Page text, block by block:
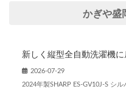
かぎや盛
新しく縦型全自動洗濯機に
2026-07-29
2024年製SHARP ES-GV10J-S シ